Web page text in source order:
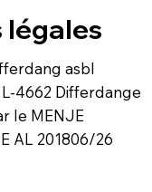
légales
asbl
4662 Differdange
le MENJE
AL 201806/26